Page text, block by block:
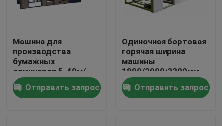
Дом
Продукты
Машина для
производства
бумажных
ламинатов 5-40м/
Мин пламени нагрева
электрическим
током для багажа/
Отправить запрос
Одиночная бортовая
горячая ширина
машины
1800/2000/2300мм
слоения ткани
пламени
эффективная
Отправить запрос